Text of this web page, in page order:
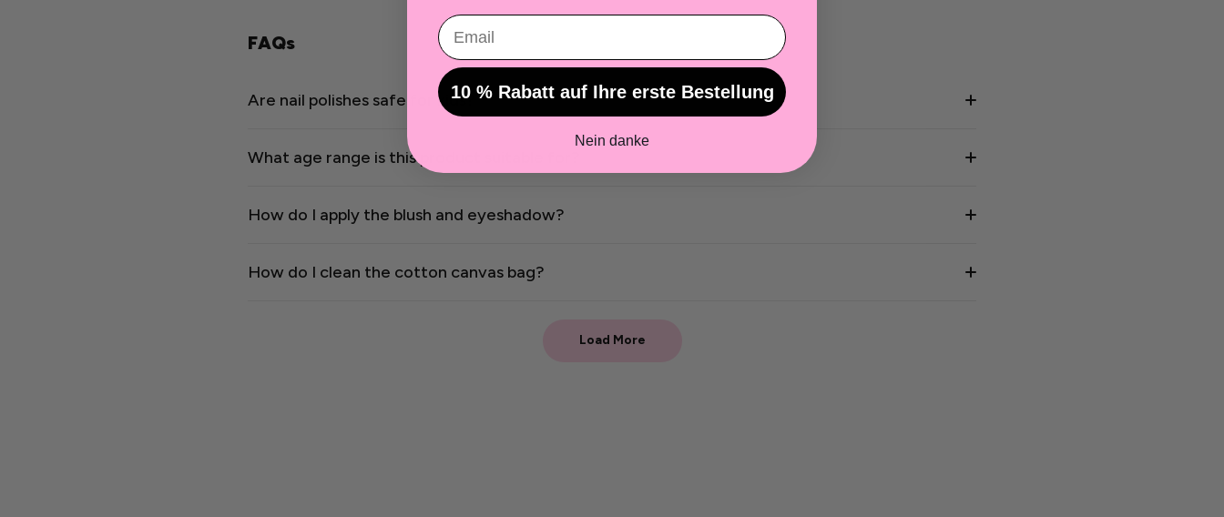
FAQs
Are nail polishes safe for kids?
What age range is this product suitable for?
How do I apply the blush and eyeshadow?
How do I clean the cotton canvas bag?
Load More
Email
10 % Rabatt auf Ihre erste Bestellung
Nein danke